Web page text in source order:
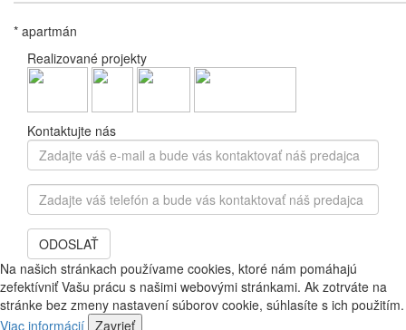
* apartmán
Realizované projekty
Kontaktujte nás
Zadajte
váš
e-
mail
a
bude
vás
kontaktovať
náš
predajca
Zadajte
váš
telefón
bude
vás
kontaktovať
náš
ODOSLAŤ
Na našich stránkach používame cookies, ktoré nám pomáhajú
zefektívniť Vašu prácu s našimi webovými stránkami. Ak zotrváte na
stránke bez zmeny nastavení súborov cookie, súhlasíte s ich použitím.
Viac informácií Zavrieť